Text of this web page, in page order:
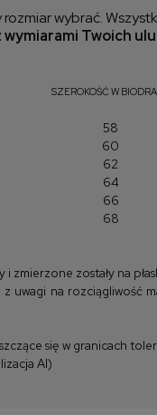
wybrać.
Twoich
SZEROKOŚĆ W
58
60
62
64
66
68
zostały na
na rozciągliwość
się w granicach
AI)